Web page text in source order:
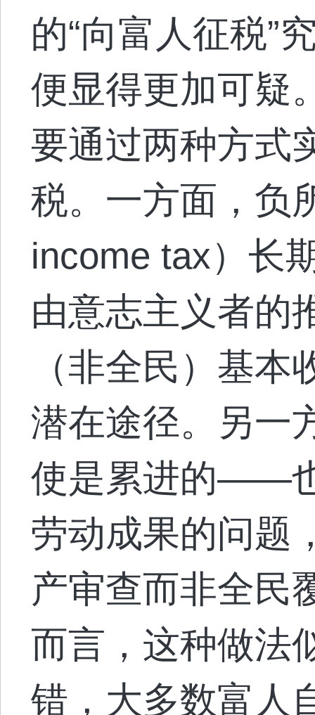
的“向富人征税”
便显得更加可疑
要通过两种方式
税。一方面，负
income tax）长
由意志主义者的
（非全民）基
潜在途径。另
使是累进的——
劳动成果的问题
产审查而非全民
而言，这种做法
错，大多数富人